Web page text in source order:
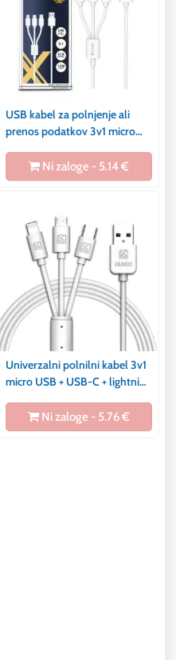
USB kabel za polnjenje ali
prenos podatkov 3v1 micro
Ni zaloge - 5.14 €
Univerzalni polnilni kabel 3v1
micro USB + USB-C + lightning
Ni zaloge - 5.76 €